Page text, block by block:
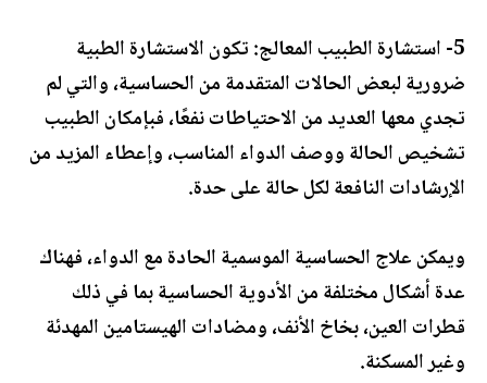
5- استشارة الطبيب المعالج: تكون الاستشارة الطبية
ضرورية لبعض الحالات المتقدمة من الحساسية، والتي لم
تجدي معها العديد من الاحتياطات نفعًا، فبإمكان الطبيب
تشخيص الحالة ووصف الدواء المناسب، وإعطاء المزيد من
الإرشادات النافعة لكل حالة على حدة.
ويمكن علاج الحساسية الموسمية الحادة مع الدواء، فهناك
عدة أشكال مختلفة من الأدوية الحساسية بما في ذلك
قطرات العين، بخاخ الأنف، ومضادات الهيستامين المهدئة
وغير المسكنة.